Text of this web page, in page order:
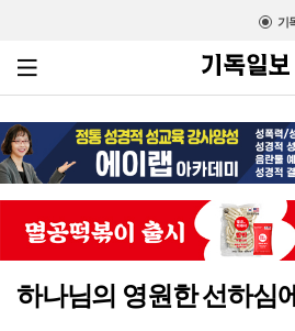
기
하나님의 영원한 선하심